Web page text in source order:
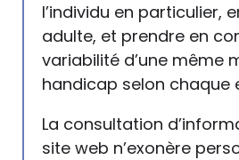
l’individu en particulier,
adulte, et prendre en
variabilité d’une même
handicap selon chaque
La consultation
site web n’exonère